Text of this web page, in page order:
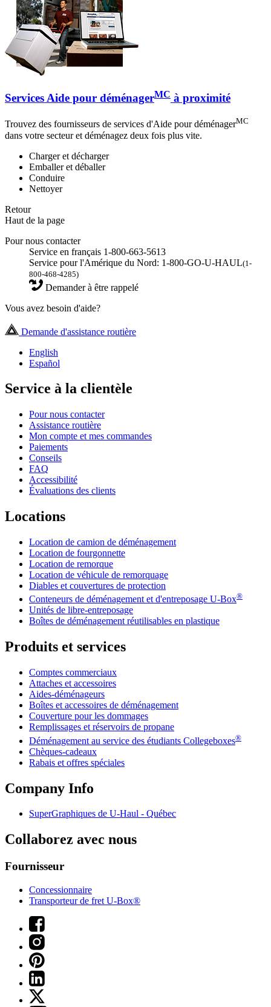
Services Aide pour déménagerMC à proximité
Trouvez des fournisseurs de services d'Aide pour déménagerMC
dans votre secteur et déménagez deux fois plus vite.
Charger et décharger
Emballer et déballer
Conduire
Nettoyer
Retour
Haut de la page
Pour nous contacter
Service en français 1-800-663-5613
Service pour l'Amérique du Nord: 1-800-GO-U-HAUL(1-
800-468-4285)
Demander à être rappelé
Vous avez besoin d'aide?
Demande d'assistance routière
English
Español
Service à la clientèle
Pour nous contacter
Assistance routière
Mon compte et mes commandes
Paiements
Conseils
FAQ
Accessibilité
Évaluations des clients
Locations
Location de camion de déménagement
Location de fourgonnette
Location de remorque
Location de véhicule de remorquage
Diables et couvertures de protection
Conteneurs de déménagement et d'entreposage U-Box®
Unités de libre-entreposage
Boîtes de déménagement réutilisables en plastique
Produits et services
Comptes commerciaux
Attaches et accessoires
Aides-déménageurs
Boîtes et accessoires de déménagement
Couverture pour les dommages
Remplissages et réservoirs de propane
Déménagement au service des étudiants Collegeboxes®
Chèques-cadeaux
Rabais et offres spéciales
Company Info
SuperGraphiques de U-Haul - Québec
Collaborez avec nous
Fournisseur
Concessionnaire
Transporteur de fret U-Box®